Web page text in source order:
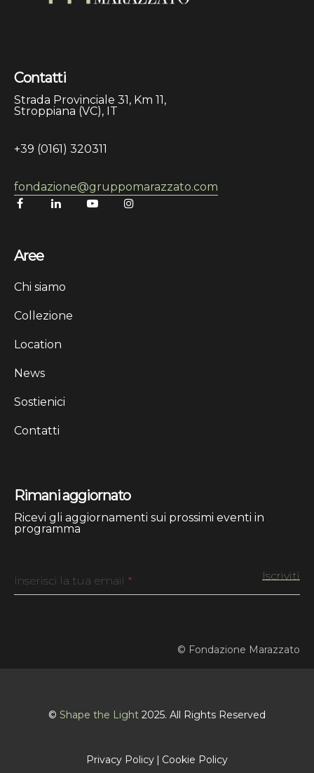
Contatti
Strada Provinciale 31, Km 11,
Stroppiana (VC), IT
+39 (0161) 320311
fondazione@gruppomarazzato.com
Aree
Chi siamo
Collezione
Location
News
Sostienici
Contatti
Rimani aggiornato
Ricevi gli aggiornamenti sui prossimi eventi in
programma
Inserisci la tua email *
© Fondazione Marazzato
© Shape the Light 2025. All Rights Reserved
Privacy Policy Cookie Policy